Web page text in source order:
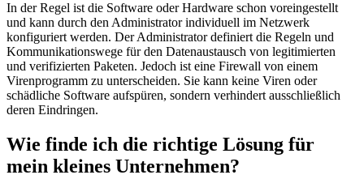
In der Regel ist die Software oder Hardware schon voreingestellt
und kann durch den Administrator individuell im Netzwerk
konfiguriert werden. Der Administrator definiert die Regeln und
Kommunikationswege für den Datenaustausch von legitimierten
und verifizierten Paketen. Jedoch ist eine Firewall von einem
Virenprogramm zu unterscheiden. Sie kann keine Viren oder
schädliche Software aufspüren, sondern verhindert ausschließlich
deren Eindringen.
Wie finde ich die richtige Lösung für
mein kleines Unternehmen?